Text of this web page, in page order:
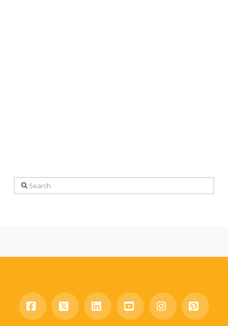
Search